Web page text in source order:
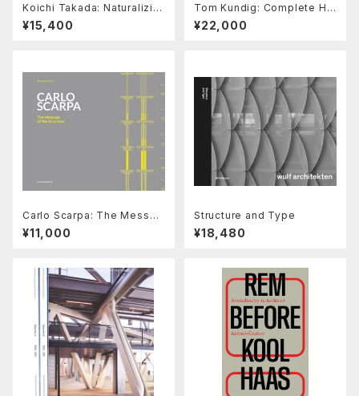
Koichi Takada: Naturalizin
g Architecture
¥15,400
Tom Kundig: Complete Ho
uses
¥22,000
Carlo Scarpa: The Messag
e of the Structure
¥11,000
Structure and Type
¥18,480